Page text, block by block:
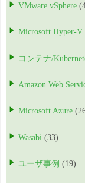
VMware vSphere
Microsoft Hyper-V
コンテナ/
Amazon Web
Microsoft Azure
Wasabi (33)
ユーザ事例 (19)